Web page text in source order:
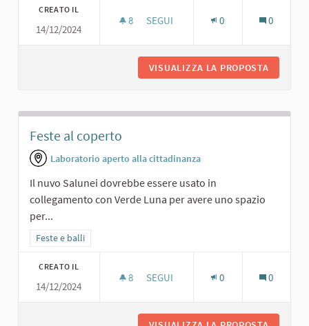
CREATO IL
14/12/2024
8 8 SOSTENITORI
SEGUI 0 0
VISUALIZZA LA PROPOSTA
Feste al coperto
Laboratorio aperto alla cittadinanza
Il nuvo Salunei dovrebbe essere usato in
collegamento con Verde Luna per avere uno spazio
per...
Filtra i risultati per categoria: Feste e balli
Feste e balli
CREATO IL
14/12/2024
8 8 SOSTENITORI
SEGUI 0 0